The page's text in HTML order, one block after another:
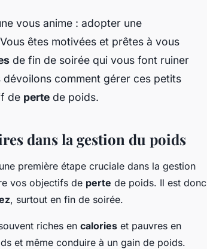
vous anime : adopter une
êtes motivées et prêtes à vous
de fin de soirée qui vous font ruiner
dévoilons comment gérer ces petits
de perte de poids.
dans la gestion du poids
première étape cruciale dans la gestion
vos objectifs de perte de poids. Il est donc
, surtout en fin de soirée.
riches en calories et pauvres en
et même conduire à un gain de poids.